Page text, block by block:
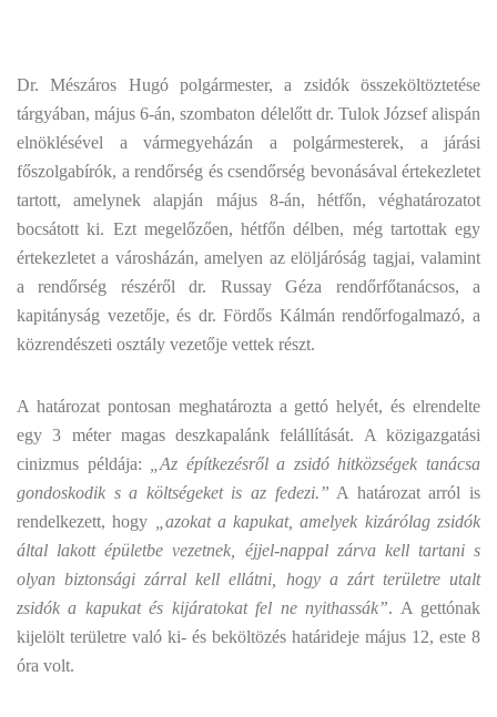
Dr. Mészáros Hugó polgármester, a zsidók összeköltöztetése
tárgyában, május 6-án, szombaton délelőtt dr. Tulok József alispán
elnöklésével a vármegyeházán a polgármesterek, a járási
főszolgabírók, a rendőrség és csendőrség bevonásával értekezletet
tartott, amelynek alapján május 8-án, hétfőn, véghatározatot
bocsátott ki. Ezt megelőzően, hétfőn délben, még tartottak egy
értekezletet a városházán, amelyen az elöljáróság tagjai, valamint
a rendőrség részéről dr. Russay Géza rendőrfőtanácsos, a
kapitányság vezetője, és dr. Fördős Kálmán rendőrfogalmazó, a
közrendészeti osztály vezetője vettek részt.
A határozat pontosan meghatározta a gettó helyét, és elrendelte
egy 3 méter magas deszkapalánk felállítását. A közigazgatási
cinizmus példája:
„Az építkezésről a zsidó hitközségek tanácsa
gondoskodik s a költségeket is az fedezi.” A határozat arról is
rendelkezett, hogy
„azokat a kapukat, amelyek kizárólag zsidók
által lakott épületbe vezetnek, éjjel-nappal zárva kell tartani s
olyan biztonsági zárral kell ellátni, hogy a zárt területre utalt
zsidók a kapukat és kijáratokat fel ne nyithassák”. A gettónak
kijelölt területre való ki- és beköltözés határideje május 12, este 8
óra volt.